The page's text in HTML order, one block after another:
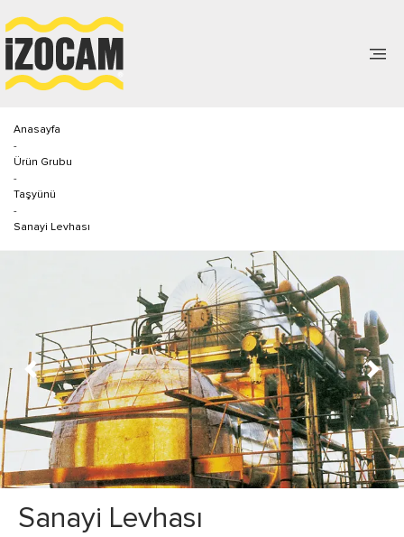
Anasayfa
-
Ürün Grubu
-
Taşyünü
-
Sanayi Levhası
Previous Next
Sanayi Levhası